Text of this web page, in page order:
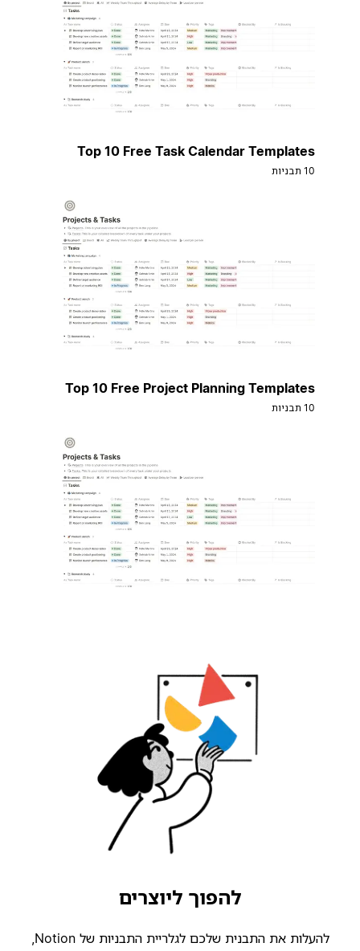
Top 10 Free Task Calendar Templates
Top 10 Free Project Planning Templates
להפוך ליוצרים
להעלות את התבנית שלכם לגלריית התבניות של Notion,